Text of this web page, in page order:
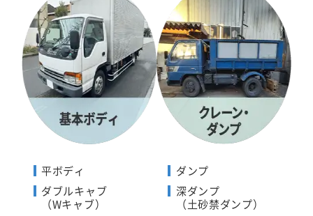
平ボディ
ダブルキャブ
（Wキャブ）
ダンプ
深ダンプ
（土砂禁ダンプ）